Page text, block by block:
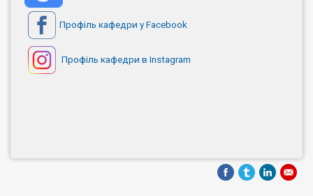
Профіль кафедри у Facebook
Профіль кафедри в Instagram